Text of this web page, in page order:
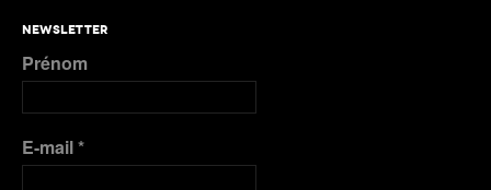
NEWSLETTER
Prénom
E-mail*